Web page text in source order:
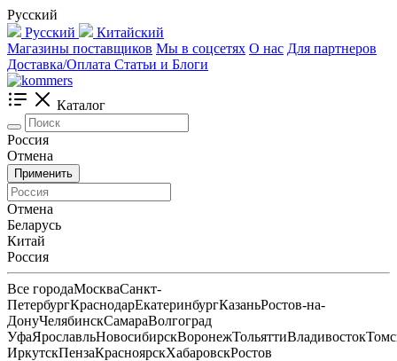
Русский
Русский
Китайский
Магазины поставщиков Мы в соцсетях О нас Для партнеров
Доставка/Оплата Статьи и Блоги
Каталог
Россия
Отмена
Применить
Отмена
Беларусь
Китай
Россия
Все городаМоскваСанкт-
ПетербургКраснодарЕкатеринбургКазаньРостов-на-
ДонуЧелябинскСамараВолгоград
УфаЯрославльНовосибирскВоронежТольяттиВладивосток
ИркутскПензаКрасноярскХабаровскРостов